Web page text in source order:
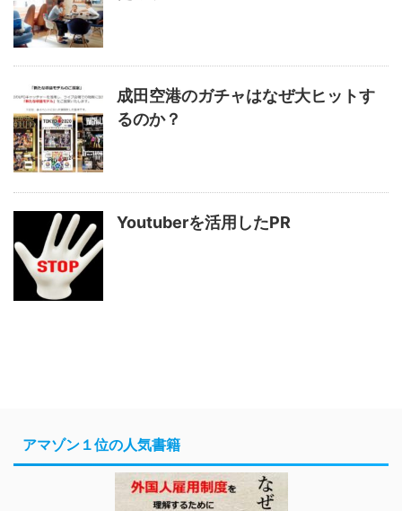
成田空港のガチャはなぜ大ヒットす
るのか？
Youtuberを活用したPR
アマゾン１位の人気書籍